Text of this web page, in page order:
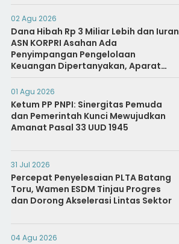
02 Agu 2026
Dana Hibah Rp 3 Miliar Lebih dan Iuran
ASN KORPRI Asahan Ada
Penyimpangan Pengelolaan
Keuangan Dipertanyakan, Aparat
Diminta Segera Usut
01 Agu 2026
Ketum PP PNPI: Sinergitas Pemuda
dan Pemerintah Kunci Mewujudkan
Amanat Pasal 33 UUD 1945
31 Jul 2026
Percepat Penyelesaian PLTA Batang
Toru, Wamen ESDM Tinjau Progres
dan Dorong Akselerasi Lintas Sektor
04 Agu 2026